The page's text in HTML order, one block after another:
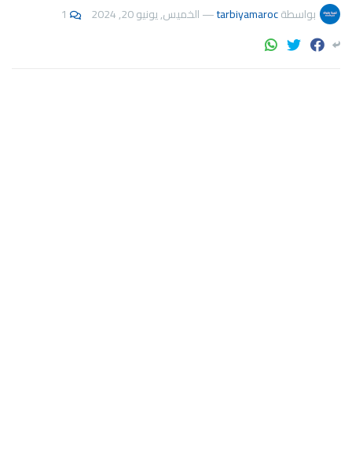
بواسطةtarbiyamaroc
—الخميس, يونيو 20, 2024 1